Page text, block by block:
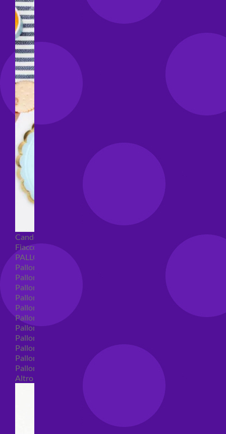
Candeline compleanno
Fiaccole
PALLONCINI
Palloncini in lattice
Palloncini in lattice monocolore
Palloncini in lattice monocolore dimensione 5"
Palloncini in lattice monocolore dimensione 10"
Palloncini in lattice monocolore dimensione 12"
Palloncini in lattice monocolore dimensione 16"
Palloncini in lattice decorati
Palloncini in lattice decorati dimensione 5"
Palloncini in lattice decorati dimensione 10"
Palloncini in lattice decorati dimensione 12"
Palloncini in lattice decorati dimensione 16"
Altro